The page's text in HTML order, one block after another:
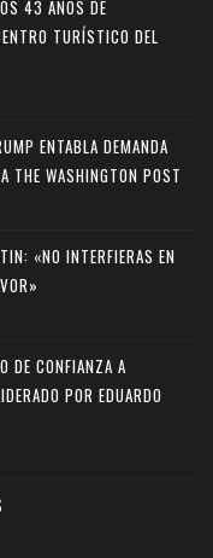
43 AÑOS DE
TURÍSTICO DEL
ENTABLA DEMANDA
THE WASHINGTON POST
«NO INTERFIERAS EN
DE CONFIANZA A
POR EDUARDO